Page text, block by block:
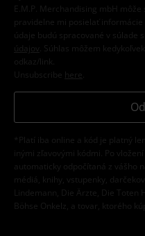
E.M.P. Merchandising mbH
pravidelne mi posielať
údaje budú spracované v súlade
údajov
. Súhlas môžem
odkaz/link.
Unsubscribe here
*Platí iba online a kód je platný
inými zľavovými kódmi. Po
automaticky odpočítaná z vášho
médiá, knihy, vstupenky,
Lindemann, Die Ärzte, Die Toten
Böhse Onkelz, a tovar, ktorého